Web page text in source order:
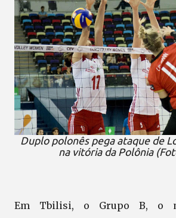
Duplo polonês pega ataque de
na vitória da Polônia
Em Tbilisi, o Grupo B, o